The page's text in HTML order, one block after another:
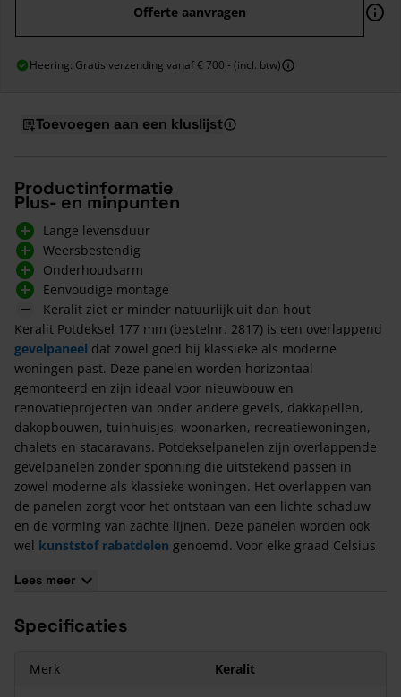
Offerte aanvragen
Heering: Gratis verzending vanaf € 700,- (incl. btw)
Toevoegen aan een kluslijst
Productinformatie
Plus- en minpunten
Lange levensduur
Weersbestendig
Onderhoudsarm
Eenvoudige montage
Keralit ziet er minder natuurlijk uit dan hout
Keralit Potdeksel 177 mm (bestelnr. 2817) is een overlappend
gevelpaneel dat zowel goed bij klassieke als moderne
woningen past. Deze panelen worden horizontaal
gemonteerd en zijn ideaal voor nieuwbouw en
renovatieprojecten van onder andere gevels, dakkapellen,
dakopbouwen, tuinhuisjes, woonarken, recreatiewoningen,
chalets en stacaravans. Potdekselpanelen zijn overlappende
gevelpanelen zonder sponning die uitstekend passen in
zowel moderne als klassieke woningen. Het overlappen van
de panelen zorgt voor het ontstaan van een lichte schaduw
en de vorming van zachte lijnen. Deze panelen worden ook
wel kunststof rabatdelen genoemd. Voor elke graad Celsius
per meter uit (of krimpt bij afkoeling). Voor afwijkende maten
Welke hulpprofielen horen bij Keralit Potdeksel 177
Lees meer
Specificaties
Merk
Keralit